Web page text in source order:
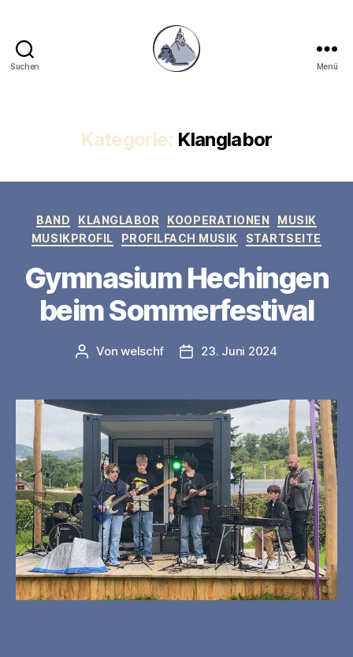
Suchen Menü
Kategorie: Klanglabor
Kategorien
BAND KLANGLABOR KOOPERATIONEN
MUSIK
MUSIKPROFIL
PROFILFACH MUSIK STARTSEITE
Gymnasium Hechingen
beim Sommerfestival
Beitragsautor
Vonwelschf Veröffentlichungsdatum
23. Juni 2024